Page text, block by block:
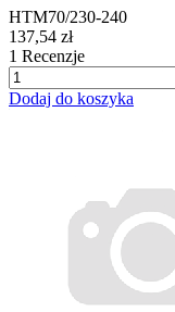
HTM70/230-240
137,54 zł
1 Recenzje
Dodaj do koszyka